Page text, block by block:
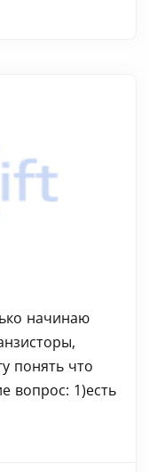
начинаю
понять что
вопрос: 1)есть